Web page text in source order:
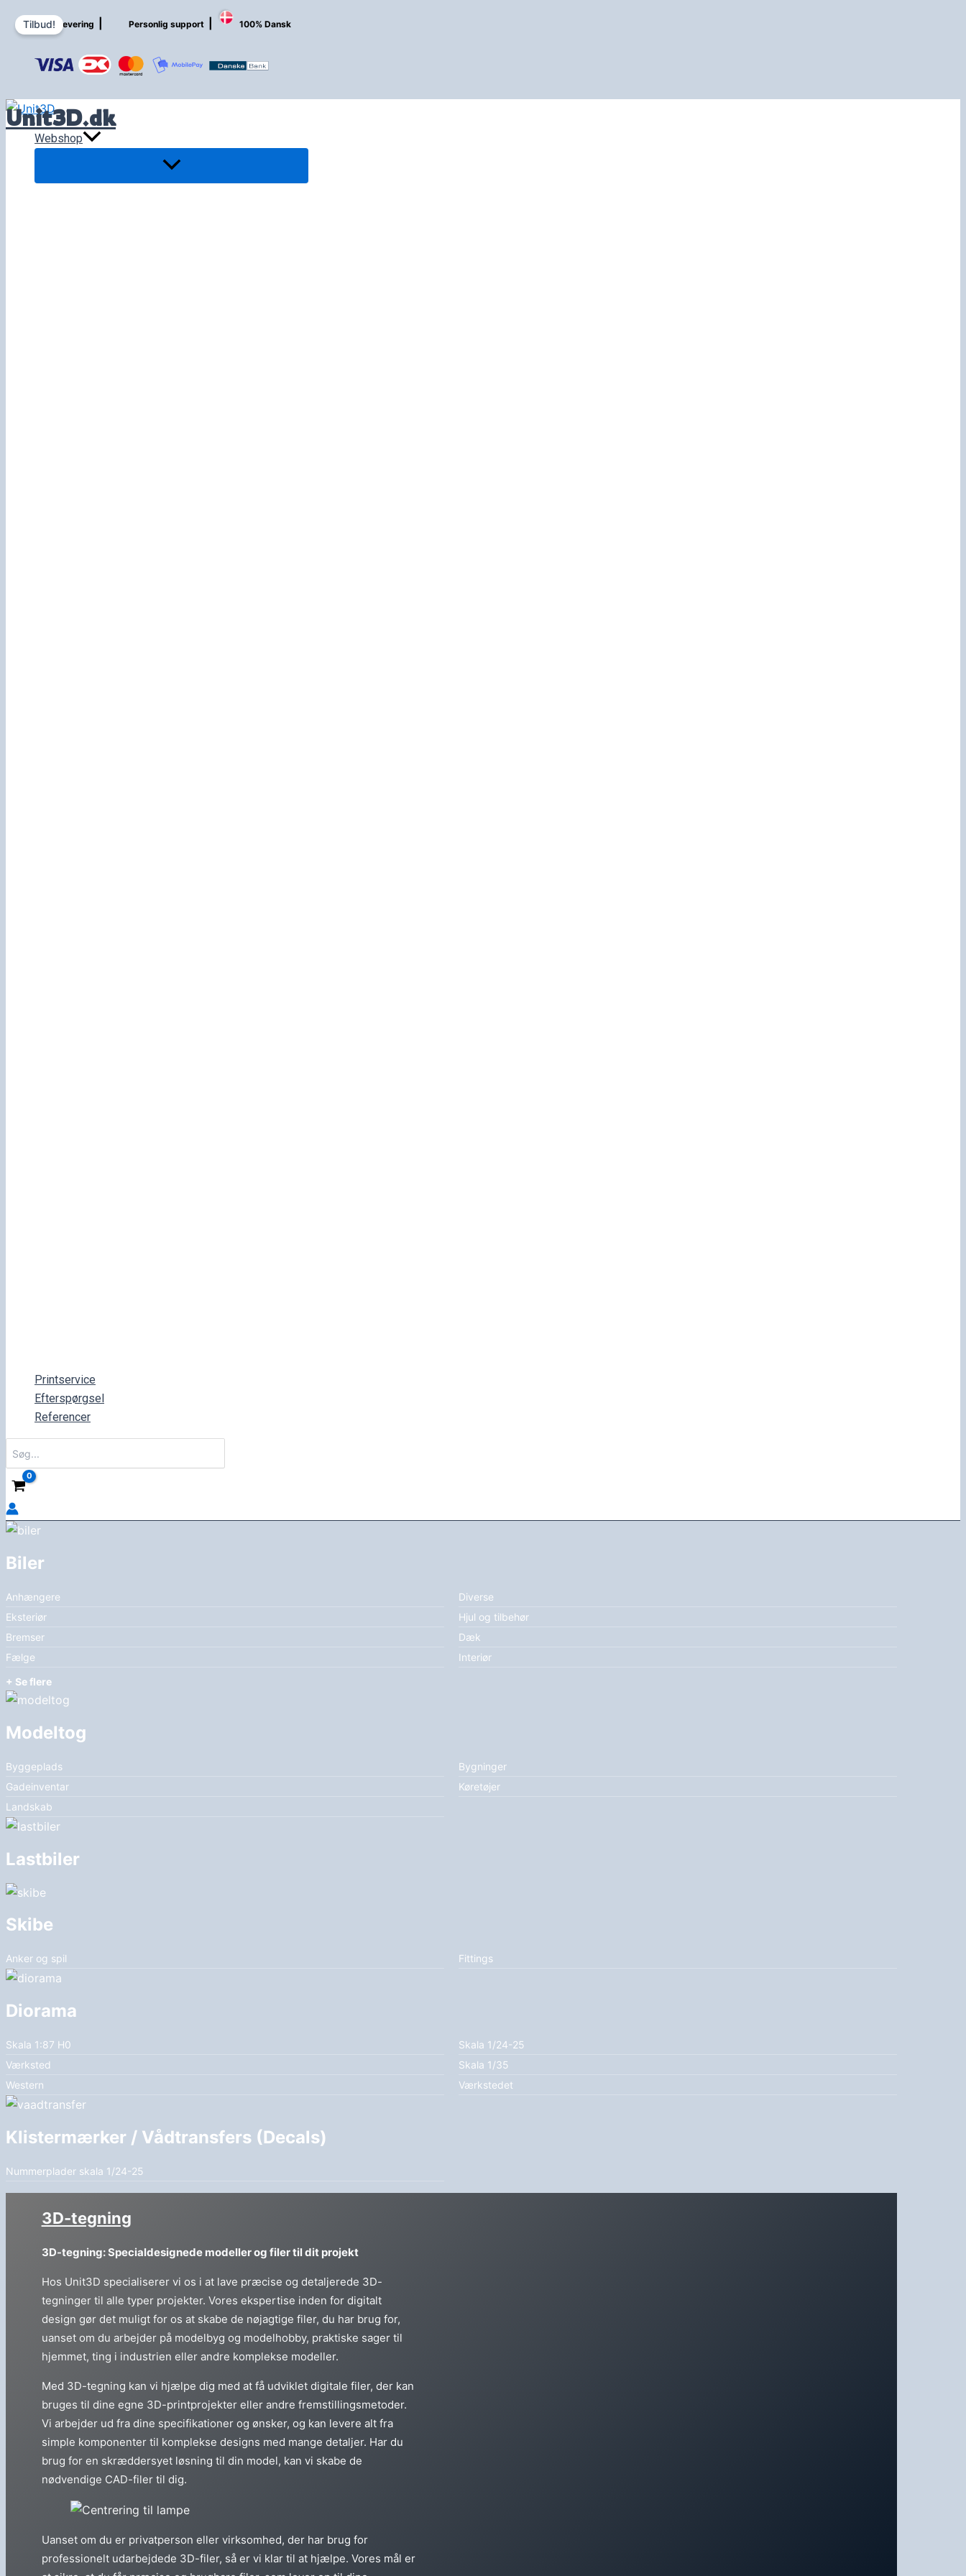
Gå
Hurtig levering Personlig support 100% Dansk
Unit3D.dk
Webshop
Printservice
Efterspørgsel
Referencer
efter:
Biler
Anhængere
Diverse
Eksteriør
Hjul og tilbehør
Bremser
Dæk
Fælge
Interiør
+ Se flere
Modeltog
Byggeplads
Bygninger
Gadeinventar
Køretøjer
Landskab
Lastbiler
Skibe
Anker og spil Fittings
Diorama
Skala 1:87 H0
Skala 1/24-25
Værksted
Skala 1/35
Western
Værkstedet
Klistermærker / Vådtransfers (Decals)
Nummerplader skala 1/24-25
3D-tegning
3D-tegning: Specialdesignede modeller og filer til dit projekt
Hos Unit3D specialiserer vi os i at lave præcise og detaljerede 3D-
tegninger til alle typer projekter. Vores ekspertise inden for digitalt
design gør det muligt for os at skabe de nøjagtige filer, du har brug for,
uanset om du arbejder på modelbyg og modelhobby, praktiske sager til
hjemmet, ting i industrien eller andre komplekse modeller.
Med 3D-tegning kan vi hjælpe dig med at få udviklet digitale filer, der kan
bruges til dine egne 3D-printprojekter eller andre fremstillingsmetoder.
Vi arbejder ud fra dine specifikationer og ønsker, og kan levere alt fra
simple komponenter til komplekse designs med mange detaljer. Har du
brug for en skræddersyet løsning til din model, kan vi skabe de
nødvendige CAD-filer til dig.
Uanset om du er privatperson eller virksomhed, der har brug for
professionelt udarbejdede 3D-filer, så er vi klar til at hjælpe. Vores mål er
Tilbud!